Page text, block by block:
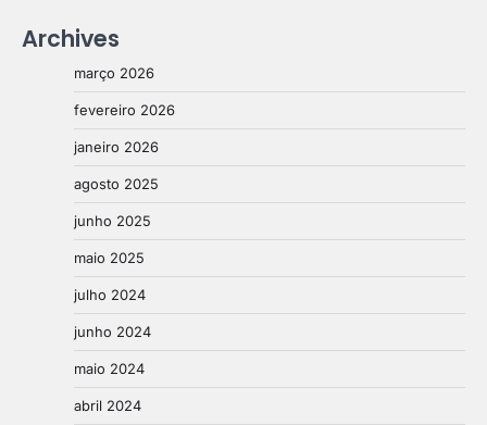
Archives
março 2026
fevereiro 2026
janeiro 2026
agosto 2025
junho 2025
maio 2025
julho 2024
junho 2024
maio 2024
abril 2024